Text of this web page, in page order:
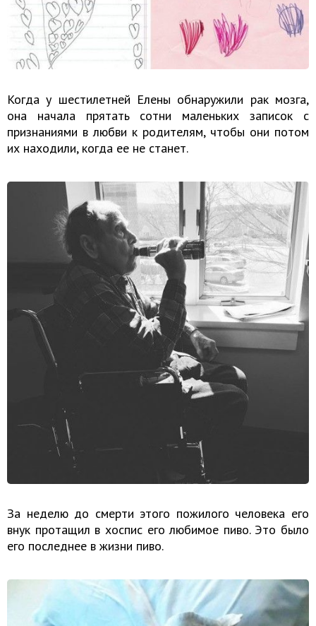
Когда у шестилетней Елены обнаружили рак мозга,
она начала прятать сотни маленьких записок с
признаниями в любви к родителям, чтобы они потом
их находили, когда ее не станет.
За неделю до смерти этого пожилого человека его
внук протащил в хоспис его любимое пиво. Это было
его последнее в жизни пиво.